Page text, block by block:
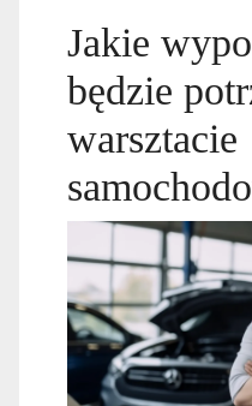
Jakie
będzie
warsztacie